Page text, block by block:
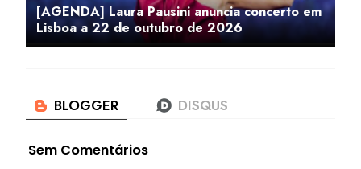
[AGENDA] Laura Pausini anuncia concerto em
Lisboa a 22 de outubro de 2026
Sem Comentários